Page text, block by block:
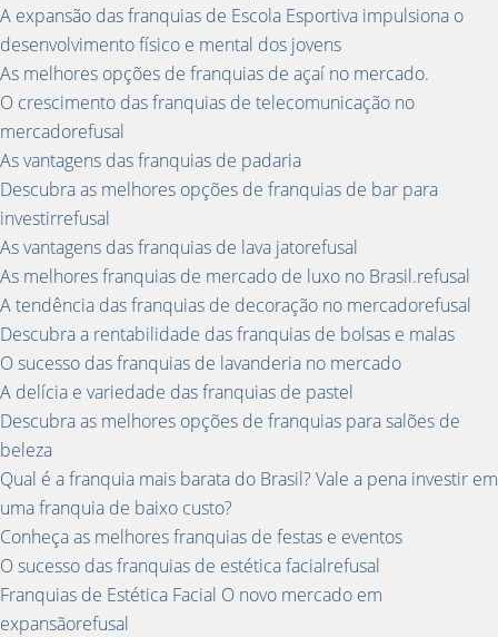
A expansão das franquias de Escola Esportiva impulsiona o
desenvolvimento físico e mental dos jovens
As melhores opções de franquias de açaí no mercado.
O crescimento das franquias de telecomunicação no
mercadorefusal
As vantagens das franquias de padaria
Descubra as melhores opções de franquias de bar para
investirrefusal
As vantagens das franquias de lava jatorefusal
As melhores franquias de mercado de luxo no Brasil.refusal
A tendência das franquias de decoração no mercadorefusal
Descubra a rentabilidade das franquias de bolsas e malas
O sucesso das franquias de lavanderia no mercado
A delícia e variedade das franquias de pastel
Descubra as melhores opções de franquias para salões de
beleza
Qual é a franquia mais barata do Brasil? Vale a pena investir em
uma franquia de baixo custo?
Conheça as melhores franquias de festas e eventos
O sucesso das franquias de estética facialrefusal
Franquias de Estética Facial O novo mercado em
expansãorefusal